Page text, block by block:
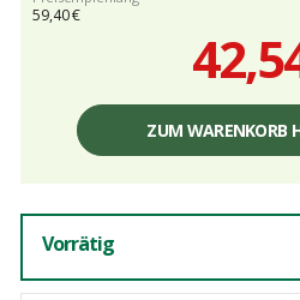
59,40 €
Einzelpreis,
Gebühren
ZUM WARENKORB
Vorrätig